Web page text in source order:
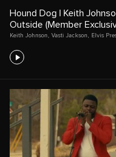
Hound Dog | Keith
Outside (Member
Keith Johnson , Vasti Jackson , Elvis